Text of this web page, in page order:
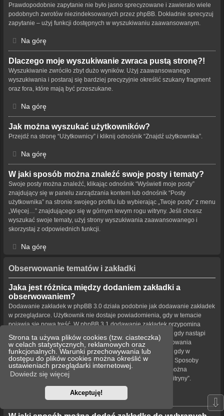
Strona ta używa plików cookies (tzw. ciasteczka)
w celach statystycznych, reklamowych oraz
funkcjonalnych. Warunki przechowywania lub
dostępu do plików cookies można określić w
ustawieniach przeglądarki internetowej.
Dowiedz się więcej
Akceptuję!
Prawdopodobnie zapytanie nie było jasno sprecyzowane i zawierało wiele
podobnych zwrotów niezindeksowanych przez phpBB. Dokładnie sprecyzuj
zapytanie – użyj funkcji dostępnych w wyszukiwaniu zaawansowanym.
Na górę
Dlaczego moje wyszukiwanie zwraca pustą stronę?!
Wyszukiwanie zwróciło zbyt dużo wyników. Użyj zaawansowanego
wyszukiwania i postaraj się bardziej precyzyjnie określić szukany fragment
oraz fora, które mają być przeszukane.
Na górę
Jak można wyszukać użytkowników?
Przejdź na stronę “Użytkownicy” i kliknij odnośnik “Znajdź użytkownika”.
Na górę
W jaki sposób można znaleźć swoje posty i tematy?
Swoje posty można znaleźć, klikając odnośnik “Wyświetl moje posty”
znajdujący się w panelu zarządzania kontem lub odnośnik “Posty
użytkownika” na stronie swojego profilu lub wybierając „Twoje posty” z menu
„Więcej…” znajdującego się w górnym lewym rogu witryny. Jeśli chcesz
wyszukać swoje tematy, użyj strony wyszukiwania zaawansowanego i
skorzystaj z odpowiednich funkcji.
Na górę
Obserwowanie tematów i zakładki
Jaka jest różnica między dodaniem zakładki a
obserwowaniem?
Dodawanie zakładek w phpBB 3.0 działa podobnie jak dodawanie zakładek
w przeglądarce. Użytkownik nie dostaje powiadomienia, gdy w temacie
pojawia się nowa treść. W phpBB 3.1 dodawanie zakładek przypomina
obserwowanie tematu. Użytkownik może być powiadamiany, gdy nastąpi
aktualizacja tematu oznaczonego zakładką. Funkcja obserwowania
powiadamia użytkownika – w wybrany przez niego sposób – gdy w
obserwowanym temacie bądź forum pojawiła się nowa treść. Sposoby
powiadamiania dla zakładek i obserwowanych elementów można
konfigurować w panelu użytkownika na karcie „Ustawienia witryny”.
⇩